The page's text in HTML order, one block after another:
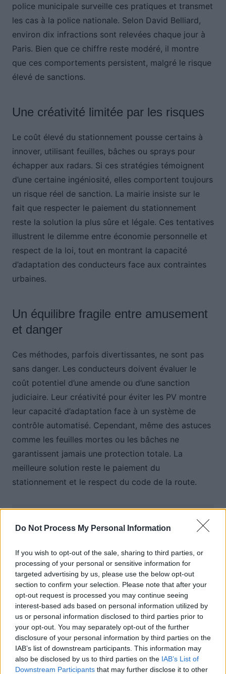
Do Not Process My Personal Information
If you wish to opt-out of the sale, sharing to third parties, or
processing of your personal or sensitive information for
targeted advertising by us, please use the below opt-out
section to confirm your selection. Please note that after your
opt-out request is processed you may continue seeing
interest-based ads based on personal information utilized by
us or personal information disclosed to third parties prior to
your opt-out. You may separately opt-out of the further
disclosure of your personal information by third parties on the
IAB’s list of downstream participants. This information may
also be disclosed by us to third parties on the IAB’s List of
Downstream Participants that may further disclose it to other
police municipale surveille ces pratiques et transmet
les cas à la police nationale. Selon David Belliard,
environ dix infractions sont relevées chaque jour à
Paris. Bien que ce chiffre reste modéré, il montre
que ces comportements persistent, malgré le risque
élevé de sanctions.
Une créativité limitée par les risques
Le coût élevé du stationnement pousse certains à
innover, utilisant feuilles, bâches ou sprays pour
échapper aux radars. Si ces stratégies témoignent
d’une certaine ingéniosité, elles comportent toujours
un risque réel de sanction. La mairie insiste sur le
fait que respecter le paiement du stationnement
reste la solution la plus sûre et légale. Ces tentatives
illustrent le dilemme entre économie personnelle et
respect de la loi, tout en montrant la capacité
d’adaptation des conducteurs face aux contraintes
urbaines.
Un équilibre fragile entre amusement
et danger
Ces méthodes, parfois divertissantes, ne sont pas
sans danger. Les conducteurs doivent évaluer le
coût potentiel d’une amende ou d’une sanction
judiciaire. Leur créativité pour éviter les PV montre
leur capacité d’adaptation face à un système de
contrôle automatisé. Cependant, même des astuces
comme les feuilles mortes ou les bâches ne
garantissent jamais une protection totale. La
meilleure solution reste le paiement du
stationnement et le respect du code de la route.
Navigation
de
l’article
Précédent Suivant